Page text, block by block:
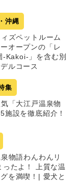
沖縄
ズペットルーム
オープンの「レ
-Kakoi-」を含む別
ルコース
集
「大江戸温泉物
施設を徹底紹介！
物語わんわんリ
たよ！ 上質な温
を満喫！| 愛犬と